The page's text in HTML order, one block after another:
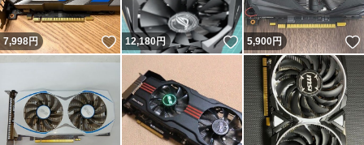
7,998円 いいね！
12,180円 いいね！
5,900円